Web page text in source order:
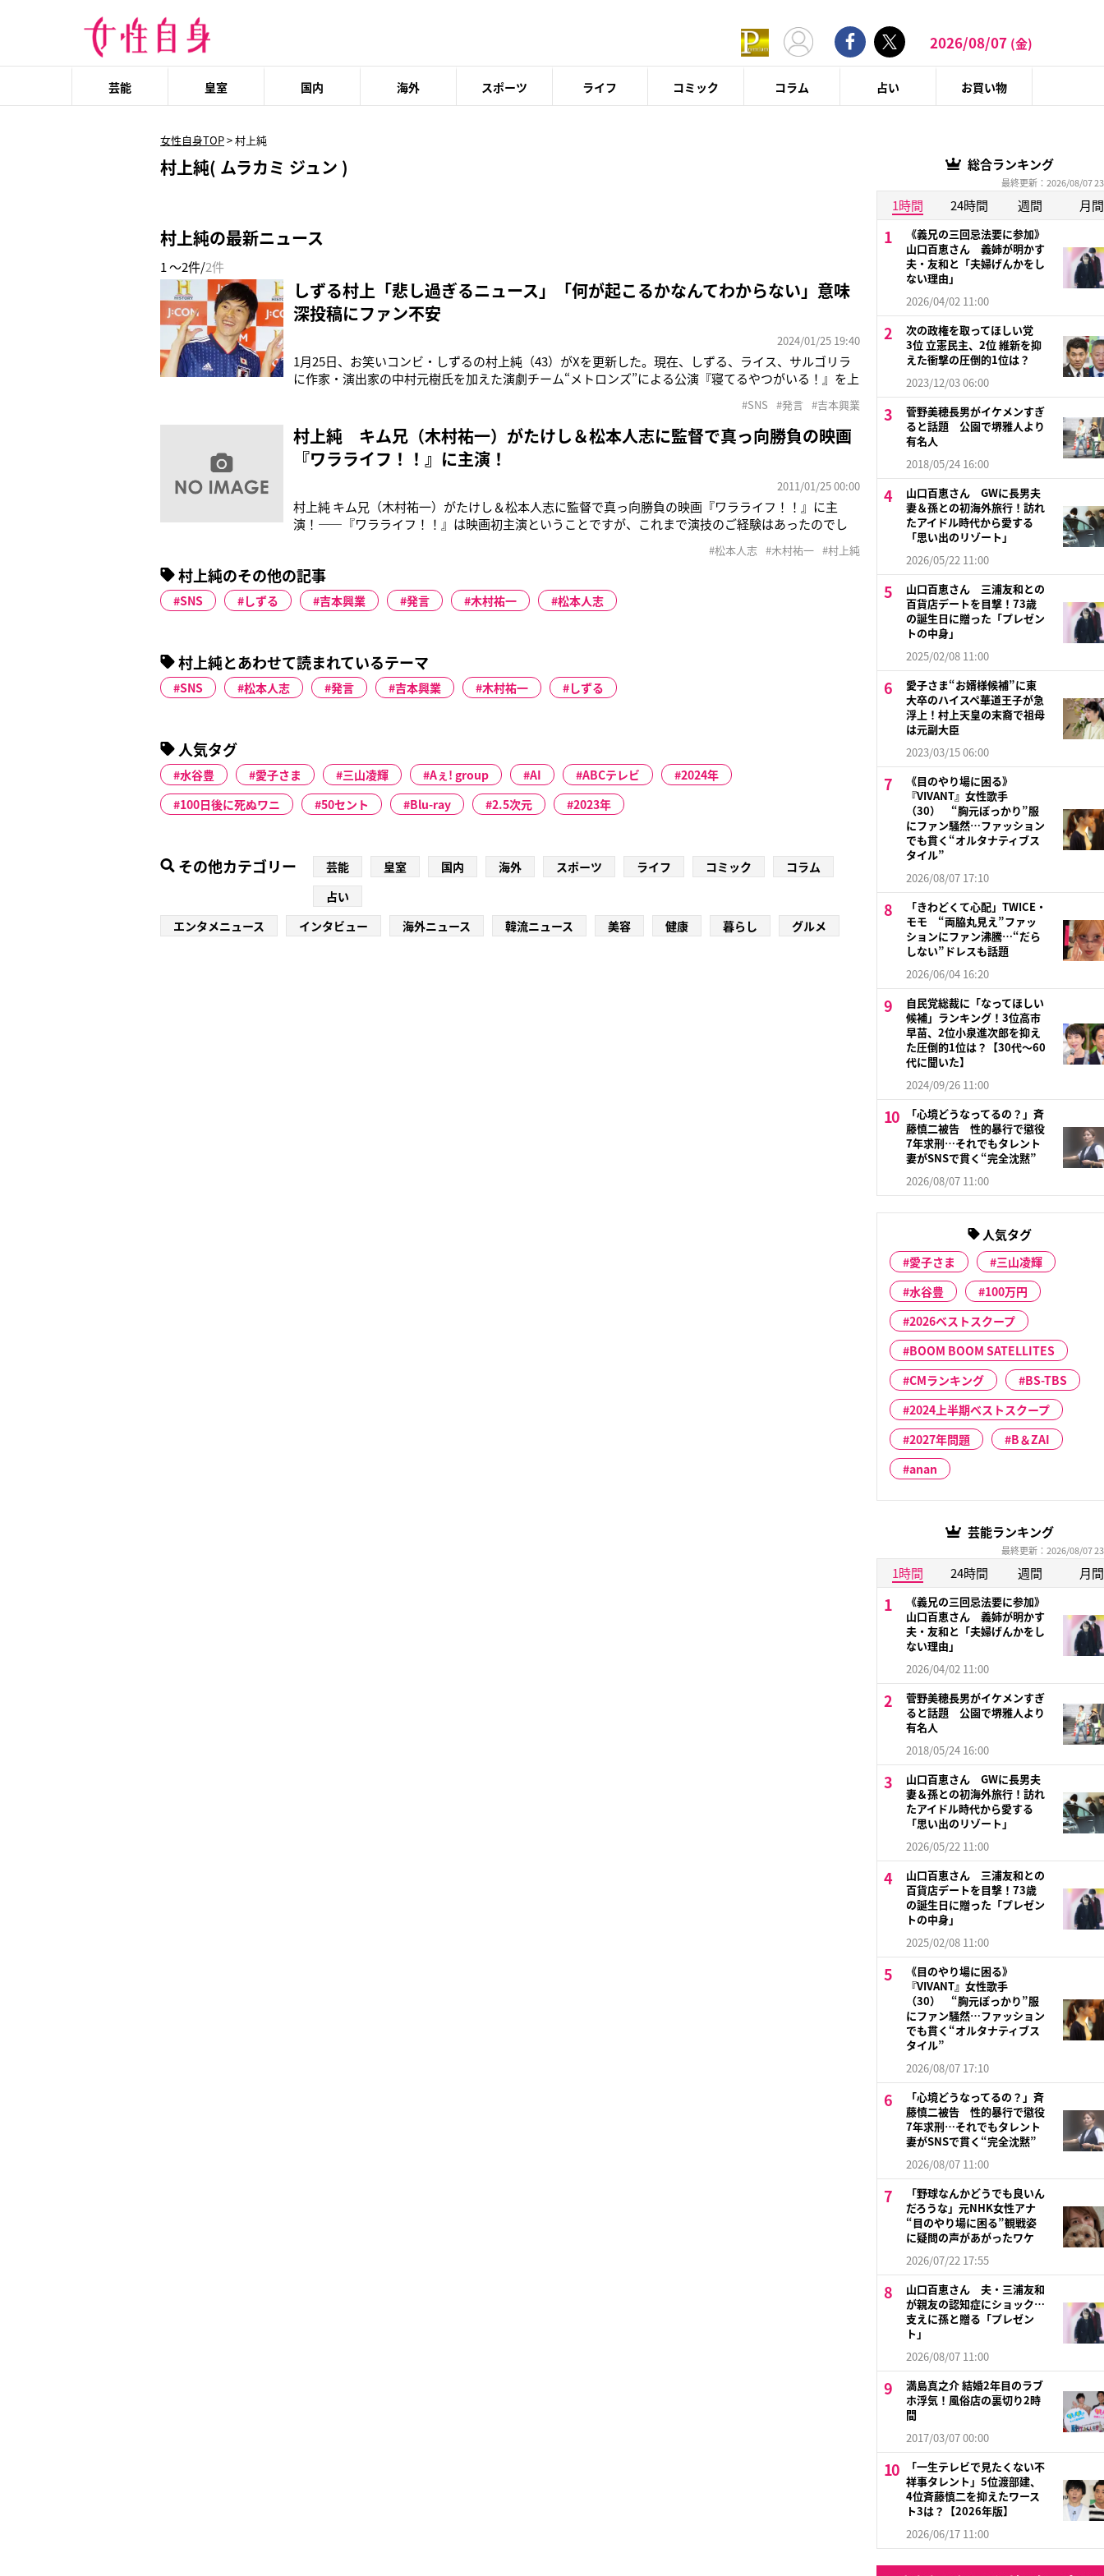
2026/08/07 (金)
芸能 皇室 国内 海外 スポーツ ライフ コミック コラム 占い お買い物
女性自身TOP>村上純
村上純( ムラカミ ジュン )
村上純の最新ニュース
1 ～2件/2件
しずる村上「悲し過ぎるニュース」「何が起こるかなんてわからない」意味
深投稿にファン不安
2024/01/25 19:40
1月25日、お笑いコンビ・しずるの村上純（43）がXを更新した。現在、しずる、ライス、サルゴリラ
に作家・演出家の中村元樹氏を加えた演劇チーム“メトロンズ”による公演『寝てるやつがいる！』を上
とても良い。とても良いです。夜もまた一生懸命です。そして、ナポリくんがまさかのデカいピザを差
し入れてくれました、流石で
#SNS #発言 #吉本興業
村上純 キム兄（木村祐一）がたけし＆松本人志に監督で真っ向勝負の映画
『ワラライフ！！』に主演！
2011/01/25 00:00
村上純 キム兄（木村祐一）がたけし＆松本人志に監督で真っ向勝負の映画『ワラライフ！！』に主
演！――『ワラライフ！！』は映画初主演ということですが、これまで演技のご経験はあったのでし
すが。「はい、そうなんです」――その理由というのをお聞きになりました？「テレビに僕が出ている
のを見てくださってその上で僕に修一を
#松本人志 #木村祐一 #村上純
村上純のその他の記事
SNS しずる 吉本興業 発言 木村祐一 松本人志
村上純とあわせて読まれているテーマ
SNS 松本人志 発言 吉本興業 木村祐一 しずる
人気タグ
水谷豊 愛子さま 三山凌輝 Aぇ! group AI ABCテレビ
2024年
100日後に死ぬワニ
50セント Blu-ray 2.5次元 2023年
その他カテゴリー 芸能 皇室 国内 海外 スポーツ ライフ コミック
コラム
占い
エンタメニュース
インタビュー 海外ニュース 韓流ニュース 美容 健康 暮らし グルメ
総合ランキング
最終更新：2026/08/07
1時間 24時間 週間 月間
《義兄の三回忌法要に参加》
山口百恵さん 義姉が明かす
夫・友和と「夫婦げんかをし
ない理由」
2026/04/02 11:00
次の政権を取ってほしい党
3位 立憲民主、2位 維新を抑
えた衝撃の圧倒的1位は？
2023/12/03 06:00
菅野美穂長男がイケメンすぎ
ると話題 公園で堺雅人より
有名人
2018/05/24 16:00
山口百恵さん GWに長男夫
妻＆孫との初海外旅行！訪れ
たアイドル時代から愛する
「思い出のリゾート」
2026/05/22 11:00
山口百恵さん 三浦友和との
百貨店デートを目撃！73歳
の誕生日に贈った「プレゼン
トの中身」
2025/02/08 11:00
愛子さま“お婿様候補”に東
大卒のハイスペ華道王子が急
浮上！村上天皇の末裔で祖母
は元副大臣
2023/03/15 06:00
《目のやり場に困る》
『VIVANT』女性歌手
（30） “胸元ぽっかり”服
にファン騒然…ファッション
でも貫く“オルタナティブス
タイル”
2026/08/07 17:10
「きわどくて心配」TWICE・
モモ “両脇丸見え”ファッ
ションにファン沸騰…“だら
しない”ドレスも話題
2026/06/04 16:20
自民党総裁に「なってほしい
候補」ランキング！3位高市
早苗、2位小泉進次郎を抑え
た圧倒的1位は？【30代〜60
代に聞いた】
2024/09/26 11:00
「心境どうなってるの？」斉
藤慎二被告 性的暴行で懲役
7年求刑…それでもタレント
妻がSNSで貫く“完全沈黙”
2026/08/07 11:00
人気タグ
愛子さま
三山凌輝
水谷豊
100万円
2026ベストスクープ
BOOM BOOM SATELLITES
CMランキング
BS-TBS
2024上半期ベストスクープ
2027年問題
B＆ZAI
anan
芸能ランキング
最終更新：2026/08/07
1時間 24時間 週間 月間
《義兄の三回忌法要に参加》
山口百恵さん 義姉が明かす
夫・友和と「夫婦げんかをし
ない理由」
2026/04/02 11:00
菅野美穂長男がイケメンすぎ
ると話題 公園で堺雅人より
有名人
2018/05/24 16:00
山口百恵さん GWに長男夫
妻＆孫との初海外旅行！訪れ
たアイドル時代から愛する
「思い出のリゾート」
2026/05/22 11:00
山口百恵さん 三浦友和との
百貨店デートを目撃！73歳
の誕生日に贈った「プレゼン
トの中身」
2025/02/08 11:00
《目のやり場に困る》
『VIVANT』女性歌手
（30） “胸元ぽっかり”服
にファン騒然…ファッション
でも貫く“オルタナティブス
タイル”
2026/08/07 17:10
「心境どうなってるの？」斉
藤慎二被告 性的暴行で懲役
7年求刑…それでもタレント
妻がSNSで貫く“完全沈黙”
2026/08/07 11:00
「野球なんかどうでも良いん
だろうな」元NHK女性アナ
“目のやり場に困る”観戦姿
に疑問の声があがったワケ
2026/07/22 17:55
山口百恵さん 夫・三浦友和
が親友の認知症にショック…
支えに孫と贈る「プレゼン
ト」
2026/08/07 11:00
満島真之介 結婚2年目のラブ
ホ浮気！風俗店の裏切り2時
間
2017/03/07 00:00
「一生テレビで見たくない不
祥事タレント」5位渡部建、
4位斉藤慎二を抑えたワース
ト3は？【2026年版】
2026/06/17 11:00